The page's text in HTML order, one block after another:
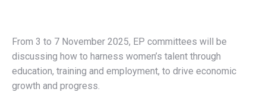
From 3 to 7 November 2025, EP committees will be
discussing how to harness women’s talent through
education, training and employment, to drive economic
growth and progress.